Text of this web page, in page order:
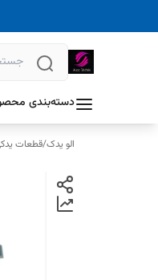
دسته‌بندی
الو یدک/قطعات